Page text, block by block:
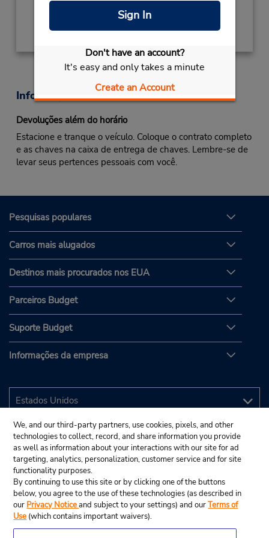
Sign In
Don't have an account?
It's easy and only takes a minute
Create an Account
Obter instruções de caminho
Informações sobre a loja
Devoluções além do horário
Estacione e tranque o veículo. Coloque o contrato completo
e as chaves na caixa de entrega de chaves. Lembre-se de
levar seus pertences pessoais com você.
Pesquisas populares
Carros mais alugados
Destinos mais procurados nos EUA
Parceiros Budget
Suporte Budget
Informações da empresa
We, and our third-party partners, use cookies, pixels, and other
technologies to collect, record, and share information you provide
as well as information about your interactions with our site for ad
targeting, analytics, personalization, customer service and for site
functionality purposes.
By continuing to use this site or by clicking one of the buttons
below, you agree to the use of these technologies (as described in
our Privacy Noticeand subject to your settings) and ourTerms of
Use (which contains important waivers).